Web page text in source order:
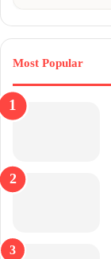
Most Popular